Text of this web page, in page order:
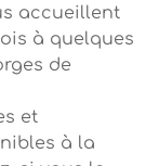
accueillent
à quelques
de
et
à la